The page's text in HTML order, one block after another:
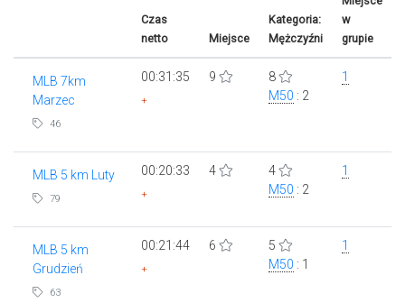
Czas
netto
Miejsce
Kategoria:
Mężczyźni
w
grupie
MLB 7km
Marzec
46
00:31:35
+
9
8
M50 : 2
1
MLB 5 km Luty
79
00:20:33
+
4
4
M50 : 2
1
MLB 5 km
Grudzień
63
00:21:44
+
6
5
M50 : 1
1